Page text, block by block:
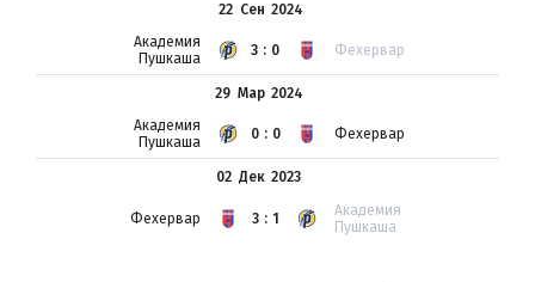
22 Сен
Академия
Пушкаша
3:0 Фехервар
2024
29 Мар
Академия
Пушкаша
0:0 Фехервар
2024
02 Дек
Фехервар 3:1
Академия
Пушкаша
2023